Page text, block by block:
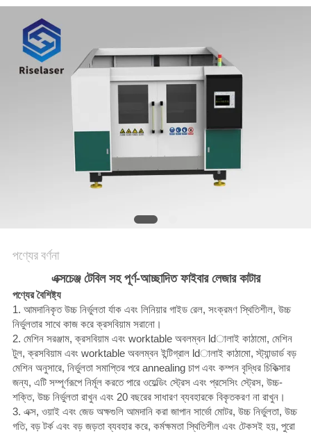
উদ্ধৃতির
জন্য
আবেদন
PRIVACY
POLICY
পণ্যের বর্ণনা
এক্সচেঞ্জ টেবিল সহ পূর্ণ-আচ্ছাদিত ফাইবার লেজার কাটার
পণ্যের বৈশিষ্ট্য
1. আমদানিকৃত উচ্চ নির্ভুলতা র্যাক এবং লিনিয়ার গাইড রেল, সংক্রমণ স্থিতিশীল, উচ্চ
নির্ভুলতার সাথে কাজ করে ক্রসবিয়াম সরানো।
2. মেশিন সরঞ্জাম, ক্রসবিয়াম এবং worktable অবলম্বন ldালাই কাঠামো, মেশিন
টুল, ক্রসবিয়াম এবং worktable অবলম্বন ইন্টিগ্রাল ldালাই কাঠামো, স্ট্যান্ডার্ড বড়
মেশিন অনুসারে, নির্ভুলতা সমাপ্তির পরে annealing চাপ এবং কম্পন বৃদ্ধির চিকিত্সার
জন্য, এটি সম্পূর্ণরূপে নির্মূল করতে পারে ওয়েল্ডিং স্ট্রেস এবং প্রসেসিং স্ট্রেস, উচ্চ-
শক্তি, উচ্চ নির্ভুলতা রাখুন এবং 20 বছরের সাধারণ ব্যবহারকে বিকৃতকরণ না রাখুন।
3. এক্স, ওয়াই এবং জেড অক্ষগুলি আমদানি করা জাপান সার্ভো মোটর, উচ্চ নির্ভুলতা, উচ্চ
গতি, বড় টর্ক এবং বড় জড়তা ব্যবহার করে, কর্মক্ষমতা স্থিতিশীল এবং টেকসই হয়, পুরো